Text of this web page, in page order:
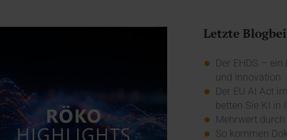
Letzte
Der EHDS –
und Innovation
Der EU AI Act
betten Sie KI in
Mehrwert durch
So kommen